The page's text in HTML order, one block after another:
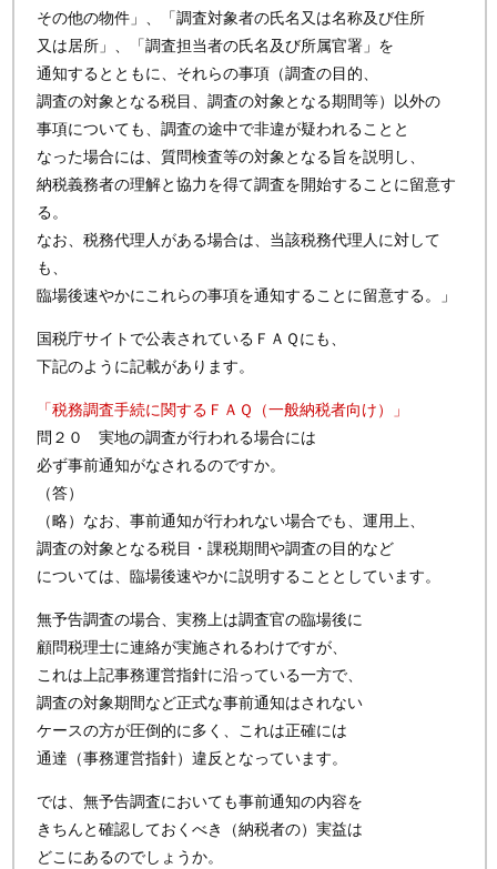
その他の物件」、「調査対象者の氏名又は名称及び住所
又は居所」、「調査担当者の氏名及び所属官署」を
通知するとともに、それらの事項（調査の目的、
調査の対象となる税目、調査の対象となる期間等）以外の
事項についても、調査の途中で非違が疑われることと
なった場合には、質問検査等の対象となる旨を説明し、
納税義務者の理解と協力を得て調査を開始することに留意す
る。
なお、税務代理人がある場合は、当該税務代理人に対して
も、
臨場後速やかにこれらの事項を通知することに留意する。」
国税庁サイトで公表されているＦＡＱにも、
下記のように記載があります。
「税務調査手続に関するＦＡＱ（一般納税者向け）」
問２０ 実地の調査が行われる場合には
必ず事前通知がなされるのですか。
（答）
（略）なお、事前通知が行われない場合でも、運用上、
調査の対象となる税目・課税期間や調査の目的など
については、臨場後速やかに説明することとしています。
無予告調査の場合、実務上は調査官の臨場後に
顧問税理士に連絡が実施されるわけですが、
これは上記事務運営指針に沿っている一方で、
調査の対象期間など正式な事前通知はされない
ケースの方が圧倒的に多く、これは正確には
通達（事務運営指針）違反となっています。
では、無予告調査においても事前通知の内容を
きちんと確認しておくべき（納税者の）実益は
どこにあるのでしょうか。